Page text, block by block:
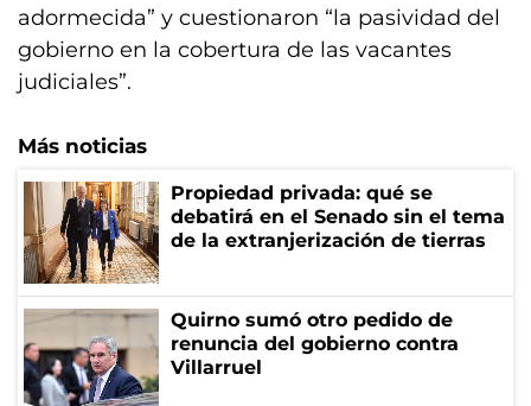
adormecida” y cuestionaron “la pasividad del
gobierno en la cobertura de las vacantes
judiciales”.
Más noticias
Propiedad privada: qué se
debatirá en el Senado sin el tema
de la extranjerización de tierras
Quirno sumó otro pedido de
renuncia del gobierno contra
Villarruel